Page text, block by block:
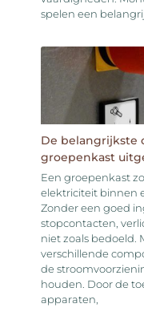
spelen een
De belangrijkste
groepenkast
Een groepenkast
elektriciteit binnen
Zonder een goed
stopcontacten,
niet zoals bedoeld.
verschillende
de
houden. Door de
apparaten,